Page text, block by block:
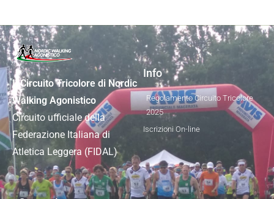
Il Circuito Tricolore di Nordic
Walking Agonistico
Circuito ufficiale della
Federazione Italiana di
Atletica Leggera (FIDAL)
Info
Regolamento Circuito Tricolore
2025
Iscrizioni On-line